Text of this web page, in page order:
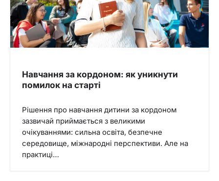
Навчання за кордоном: як уникнути
помилок на старті
Рішення про навчання дитини за кордоном
зазвичай приймається з великими
очікуваннями: сильна освіта, безпечне
середовище, міжнародні перспективи. Але на
практиці…